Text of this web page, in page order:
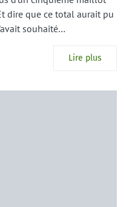
dire que ce total aurait pu
souhaité…
Lire plus